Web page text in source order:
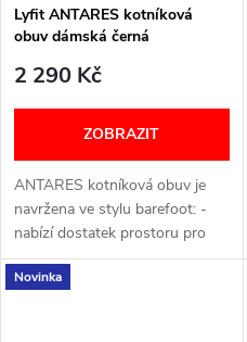
Lyfit ANTARES kotníková
obuv dámská černá
2 290 Kč
ZOBRAZIT
ANTARES kotníková obuv je
navržena ve stylu barefoot: -
nabízí dostatek prostoru pro
přirozený pohyb chodidla; -
zároveň disponuje klasickou
Novinka